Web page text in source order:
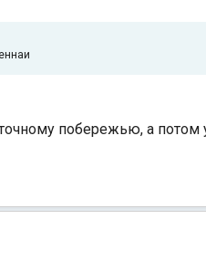
побережью, а